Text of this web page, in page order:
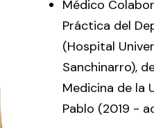
Médico
Práctica del
(Hospital
Sanchinarro),
Medicina de la
Pablo (2019 -